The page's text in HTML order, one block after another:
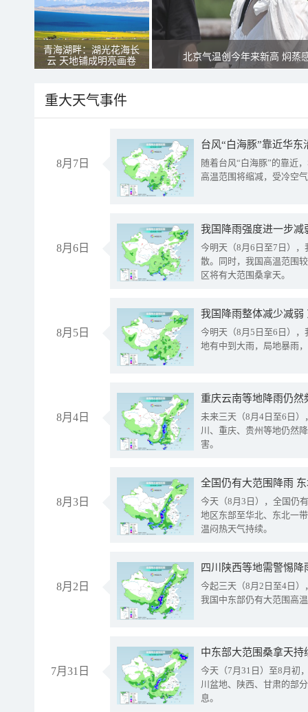
青海湖畔：湖光花海长
云 天地铺成明亮画卷
北京气温创今年来新高 焖蒸
重大天气事件
8月7日
台风“白海豚”靠近华
随着台风“白海豚”的靠近
高温范围将缩减，受冷空
8月6日
今明天（8月6日至7日）
散。同时，我国高温范围
区将有大范围桑拿天。
8月5日
我国降雨整体减少减弱
今明天（8月5日至6日）
地有中到大雨，局地暴雨
8月4日
重庆云南等地降雨仍然
未来三天（8月4日至6日
川、重庆、贵州等地仍然
害。
8月3日
全国仍有大范围降雨
今天（8月3日），全国仍
地区东部至华北、东北一
温闷热天气持续。
8月2日
今起三天（8月2日至4日
我国中东部仍有大范围高
7月31日
中东部大范围桑拿天
今天（7月31日）至8月初
川盆地、陕西、甘肃的部
息。